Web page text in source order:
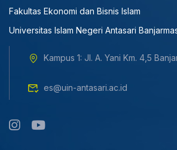
Fakultas Ekonomi dan Bisnis Islam
Universitas Islam Negeri Antasari
Kampus 1: Jl. A. Yani Km. 4,5
es@uin-antasari.ac.id